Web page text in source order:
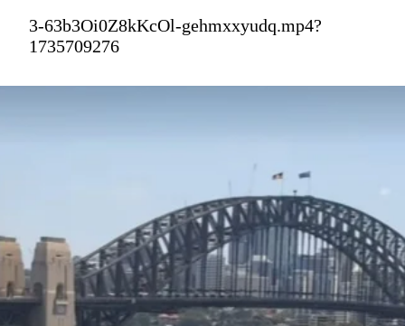
3-63b3Oi0Z8kKcOl-gehmxxyudq.mp4?
1735709276